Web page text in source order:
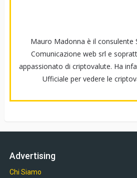
Mauro Madonna è il consulente
Comunicazione web srl e
appassionato di criptovalute. Ha
Ufficiale per vedere le
Advertising
Chi Siamo